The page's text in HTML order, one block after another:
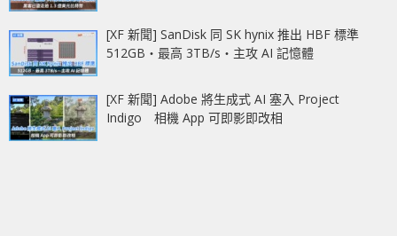
[XF 新聞] SanDisk 同 SK hynix 推出 HBF 標準
512GB‧最高 3TB/s‧主攻 AI 記憶體
[XF 新聞] Adobe 將生成式 AI 塞入 Project
Indigo 相機 App 可即影即改相